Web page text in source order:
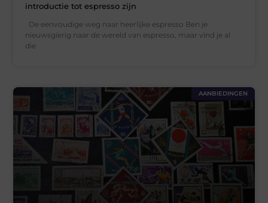
introductie tot espresso zijn
De eenvoudige weg naar heerlijke espresso Ben je
nieuwsgierig naar de wereld van espresso, maar vind je al
die
AANBIEDINGEN